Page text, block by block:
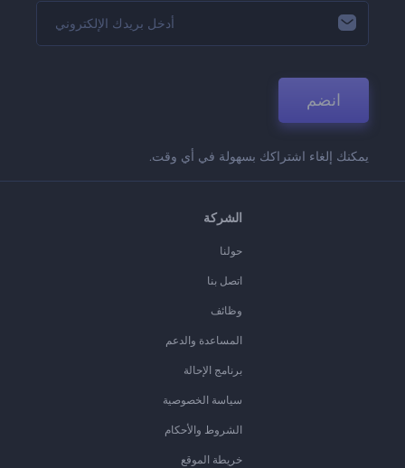
انضم
يمكنك إلغاء اشتراكك بسهولة في أي وقت.
الشركة
حولنا
اتصل بنا
وظائف
المساعدة والدعم
برنامج الإحالة
سياسة الخصوصية
الشروط والأحكام
خريطة الموقع